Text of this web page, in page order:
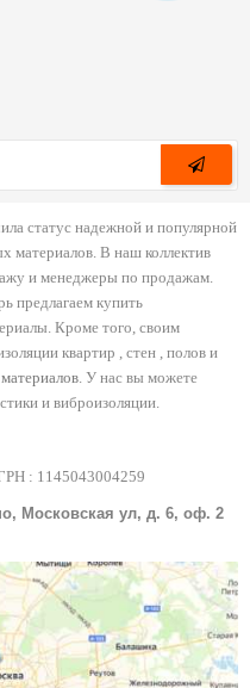
статус надежной и популярной
материалов. В наш коллектив
и менеджеры по продажам.
предлагаем купить
Кроме того, своим
квартир , стен , полов и
. У нас вы можете
и виброизоляции.
: 1145043004259
Московская ул, д. 6, оф. 2